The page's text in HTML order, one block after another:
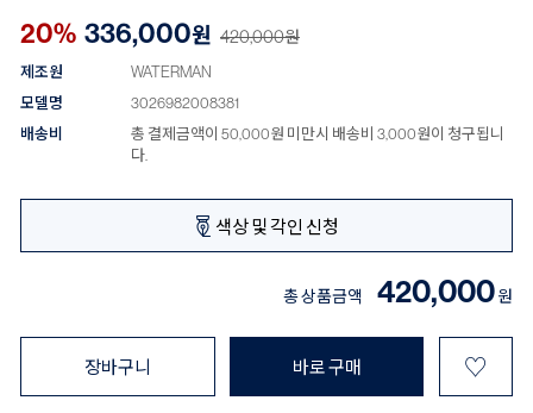
20% 336,000원 420,000원
제조원
WATERMAN
모델명
3026982008381
배송비
총 결제금액이 50,000원 미만시 배송비 3,000원이 청구됩니
다.
색상 및 각인 신청
총 상품금액 420,000원
장바구니 바로 구매 ♡